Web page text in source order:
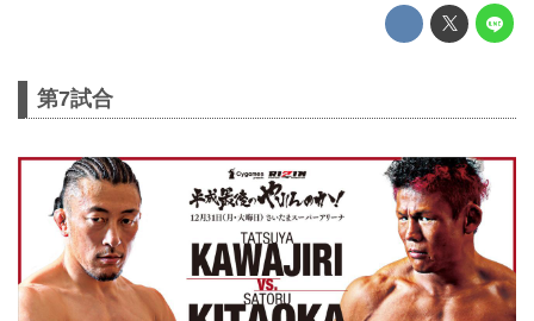
第7試合